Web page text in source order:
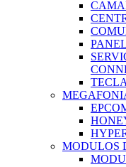
MODULOS